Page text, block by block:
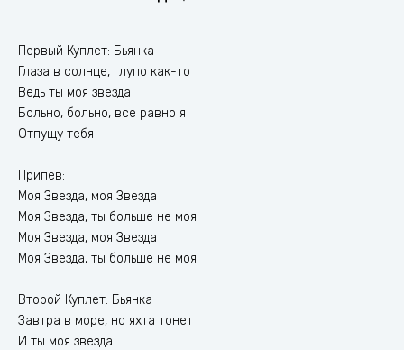
Первый Куплет: Бьянка
Глаза в солнце, глупо как-то
Ведь ты моя звезда
Больно, больно, все равно я
Отпущу тебя
Припев:
Моя Звезда, моя Звезда
Моя Звезда, ты больше не моя
Моя Звезда, моя Звезда
Моя Звезда, ты больше не моя
Второй Куплет: Бьянка
Завтра в море, но яхта тонет
И ты моя звезда